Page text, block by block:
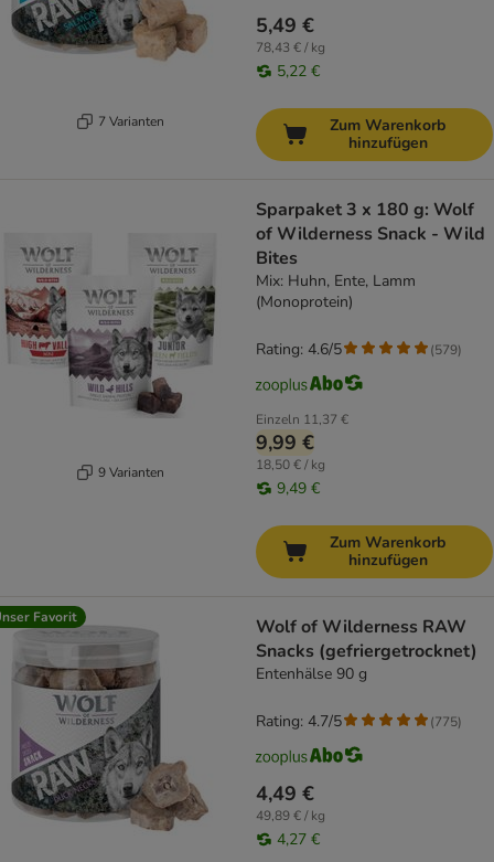
7 Varianten
5,49 €
78,43 € / kg
5,22 €
Zum Warenkorb
hinzufügen
9 Varianten
Sparpaket 3 x 180 g: Wolf
of Wilderness Snack - Wild
Bites
Mix: Huhn, Ente, Lamm
(Monoprotein)
Einzeln 11,37 €
9,99 €
18,50 € / kg
9,49 €
Rating: 4.6/5 (579)
Zum Warenkorb
hinzufügen
Favorit
Wolf of Wilderness RAW
Snacks (gefriergetrocknet)
Entenhälse 90 g
4,49 €
49,89 € / kg
4,27 €
Rating: 4.7/5 (775)